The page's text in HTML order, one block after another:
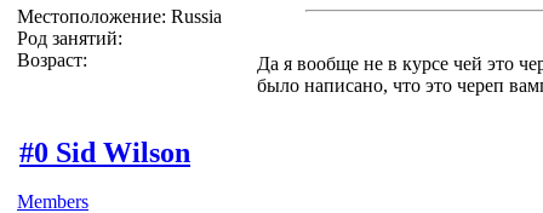
Местоположение: Russia
Род занятий:
Возраст:
Да я вообще не в курсе чей это
было написано, что это череп
#0 Sid Wilson
Members